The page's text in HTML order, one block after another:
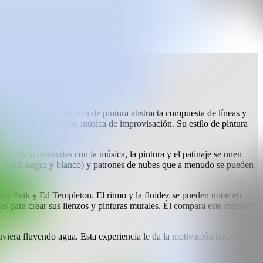
utilizando su técnica de pintura abstracta compuesta de líneas y
con DJ junto con música de improvisación. Su estilo de pintura
acumuladas con la música, la pintura y el patinaje se unen
negro y blanco) y patrones de nubes que a menudo se pueden
Paik y Ed Templeton. El ritmo y la fluidez se pueden notar en
crear sus lienzos y pinturas murales. Él compara este método
fluyendo agua. Esta experiencia le da la motivación para pintar